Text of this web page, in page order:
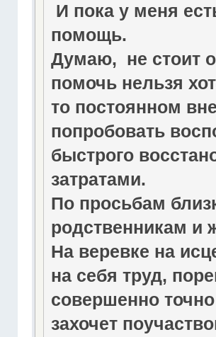
И пока у меня
помощь.
Думаю, не стоит
помочь нельзя
то постоянном
попробовать
быстрого
затратами.
По просьбам
родственникам и
На веревке на
на себя труд,
совершенно
захочет